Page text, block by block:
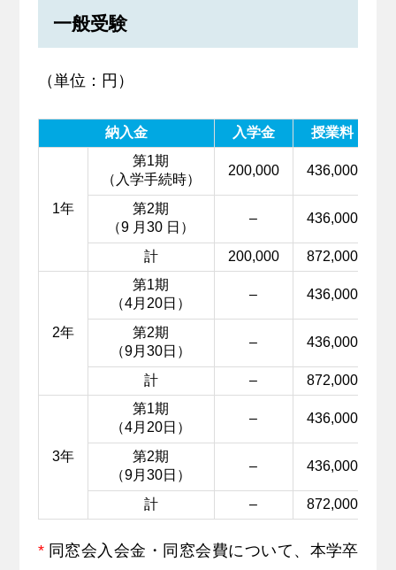
一般受験
（単位：円）
納入金 入学金 授業料
1年
第1期
（入学手続時）
200,000 436,000
第2期
（9 月30 日）
– 436,000
計 200,000 872,000
2年
第1期
（4月20日）
– 436,000
第2期
（9月30日）
– 436,000
計 – 872,000
3年
第1期
（4月20日）
– 436,000
第2期
（9月30日）
– 436,000
計 – 872,000
*同窓会入会金・同窓会費について、本学卒